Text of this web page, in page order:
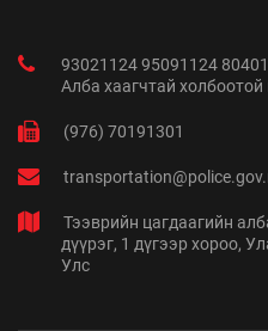
93021124 95091124
Алба хаагчтай
(976) 70191301
Тээврийн цагдаагийн
дүүрэг, 1 дүгээр хороо,
Улс